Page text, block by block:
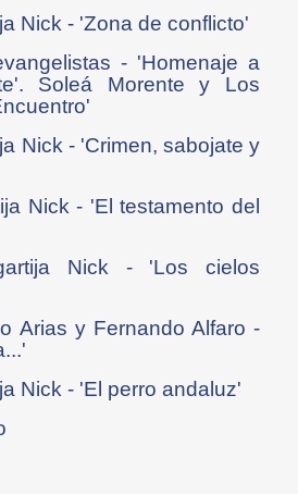
Nick - 'Zona de conflicto'
- 'Homenaje a
Soleá Morente y Los
Nick - 'Crimen, sabojate y
Nick - 'El testamento del
Nick - 'Los cielos
Arias y Fernando Alfaro -
Nick - 'El perro andaluz'